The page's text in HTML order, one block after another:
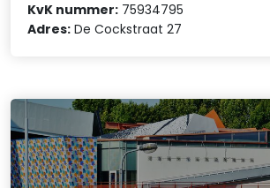
KvK nummer: 75934795
Adres: De Cockstraat 27